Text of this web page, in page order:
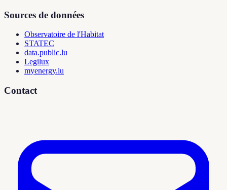
Sources de données
Observatoire de l'Habitat
STATEC
data.public.lu
Legilux
myenergy.lu
Contact